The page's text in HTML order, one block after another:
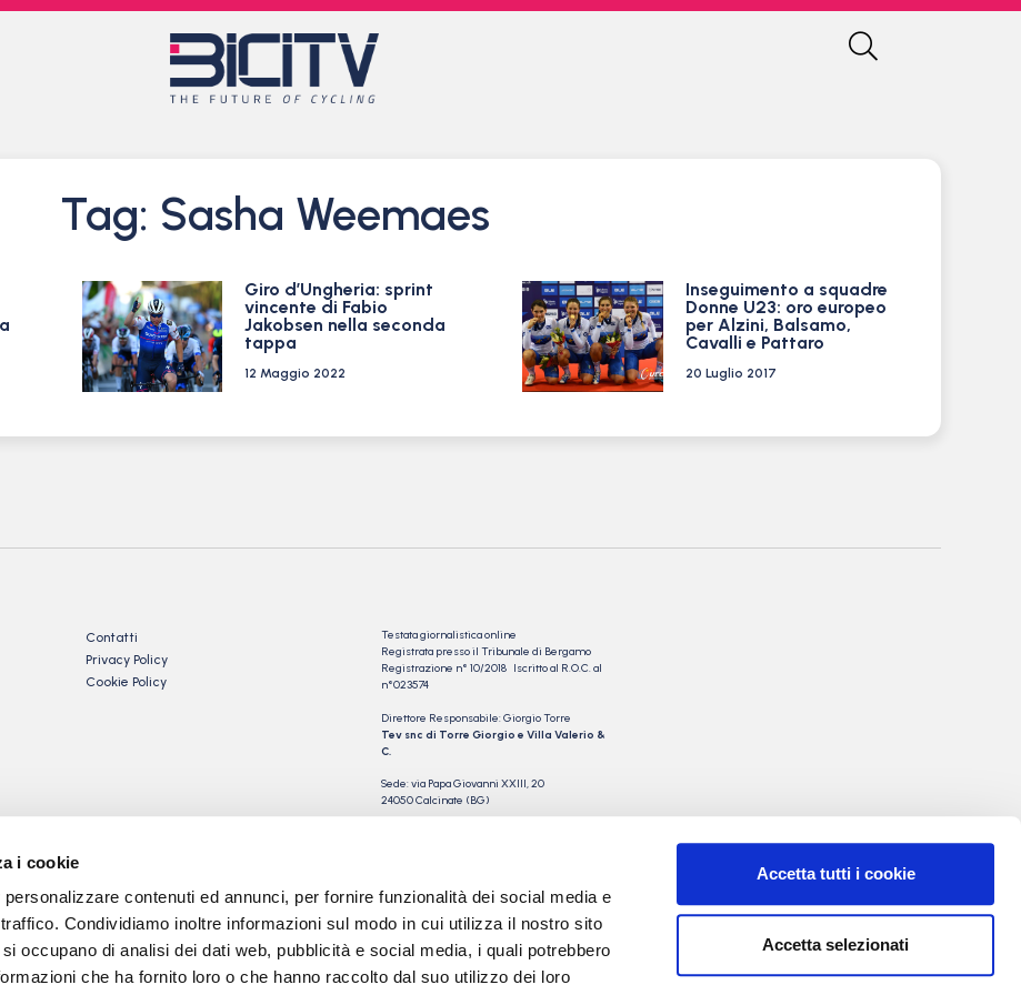
i cookie
contenuti ed annunci, per fornire funzionalità dei social media e
Condividiamo inoltre informazioni sul modo in cui utilizza il nostro sito
occupano di analisi dei dati web, pubblicità e social media, i quali potrebbero
che ha fornito loro o che hanno raccolto dal suo utilizzo dei loro
Accetta tutti i cookie
Accetta selezionati
Tag: Sasha Weemaes
Giro d’Ungheria: sprint
vincente di Fabio
Jakobsen nella seconda
tappa
12 Maggio 2022
Inseguimento a squadre
Donne U23: oro europeo
per Alzini, Balsamo,
Cavalli e Pattaro
20 Luglio 2017
Contatti
Privacy Policy
Cookie Policy
Testata giornalistica online
Registrata presso il Tribunale di Bergamo
Registrazione n° 10/2018 Iscritto al R.O.C. al
n°023574
Direttore Responsabile: Giorgio Torre
Tev snc di Torre Giorgio e Villa Valerio &
C.
Sede: via Papa Giovanni XXIII, 20
24050 Calcinate (BG)